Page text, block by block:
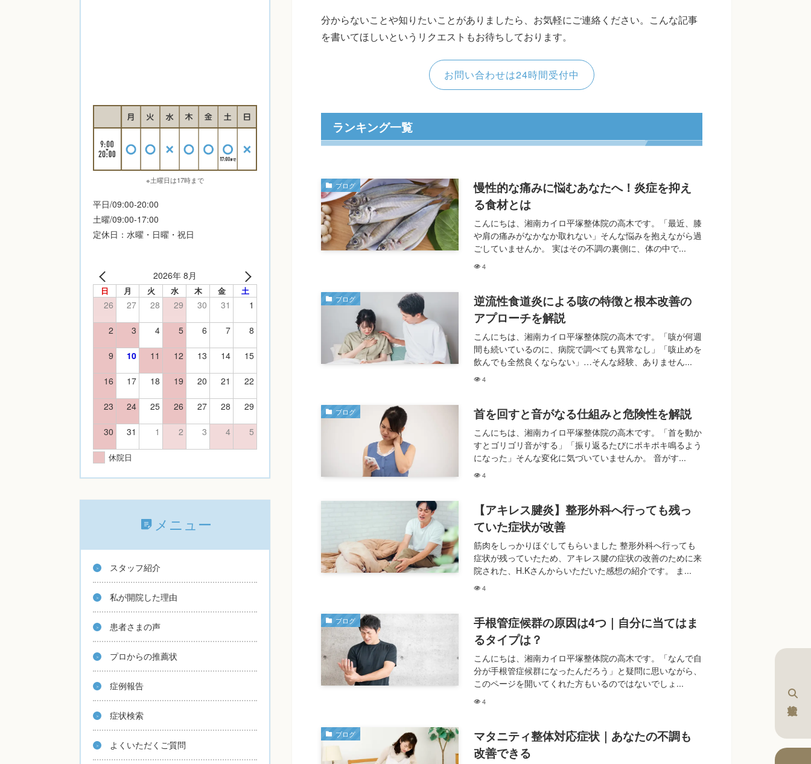
分からないことや知りたいことがありましたら、お気軽にご連絡ください。こんな記事
を書いてほしいというリクエストもお待ちしております。
お問い合わせは24時間受付中
ランキング一覧
ブログ
慢性的な痛みに悩むあなたへ！炎症を抑え
る食材とは
こんにちは、湘南カイロ平塚整体院の高木です。「最近、膝
や肩の痛みがなかなか取れない」そんな悩みを抱えながら過
ごしていませんか。 実はその不調の裏側に、体の中で...
4
ブログ
逆流性食道炎による咳の特徴と根本改善の
アプローチを解説
こんにちは、湘南カイロ平塚整体院の高木です。「咳が何週
間も続いているのに、病院で調べても異常なし」「咳止めを
飲んでも全然良くならない」…そんな経験、ありません...
4
ブログ 首を回すと音がなる仕組みと危険性を解説
こんにちは、湘南カイロ平塚整体院の高木です。「首を動か
すとゴリゴリ音がする」「振り返るたびにポキポキ鳴るよう
になった」そんな変化に気づいていませんか。 音がす...
4
【アキレス腱炎】整形外科へ行っても残っ
ていた症状が改善
筋肉をしっかりほぐしてもらいました 整形外科へ行っても
症状が残っていたため、アキレス腱の症状の改善のために来
院された、H.Kさんからいただいた感想の紹介です。 ま...
4
ブログ
手根管症候群の原因は4つ｜自分に当てはま
るタイプは？
こんにちは、湘南カイロ平塚整体院の高木です。「なんで自
分が手根管症候群になったんだろう」と疑問に思いながら、
このページを開いてくれた方もいるのではないでしょ...
4
ブログ
マタニティ整体対応症状｜あなたの不調も
改善できる
※土曜日は17時まで
平日/09:00-20:00
土曜/09:00-17:00
定休日：水曜・日曜・祝日
2026年 8月
日 月 火 水 木 金 土
26 27 28 29 30 31 1
2 3 4 5 6 7 8
9 10 11 12 13 14 15
16 17 18 19 20 21 22
23 24 25 26 27 28 29
30 31 1 2 3 4 5
休院日
メニュー
スタッフ紹介
私が開院した理由
患者さまの声
プロからの推薦状
症例報告
症状検索
よくいただくご質問